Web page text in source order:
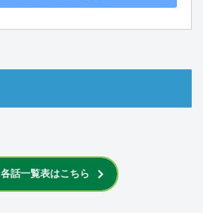
各話一覧表はこちら